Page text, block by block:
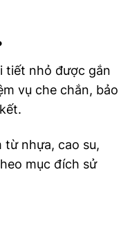
tiết nhỏ được gắn
vụ che chắn, bảo
từ nhựa, cao su,
mục đích sử